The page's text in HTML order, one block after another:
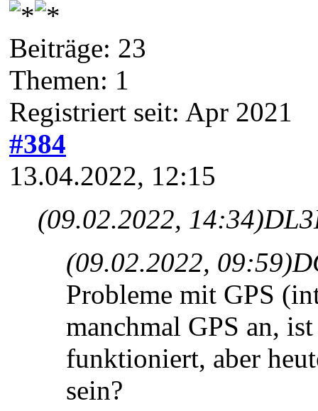
Beiträge: 23
Themen: 1
Registriert seit: Apr 2021
#384
13.04.2022, 12:15
(09.02.2022, 14:34)
(09.02.2022, 09:59)
Probleme mit GPS
manchmal GPS an,
funktioniert, aber
sein?